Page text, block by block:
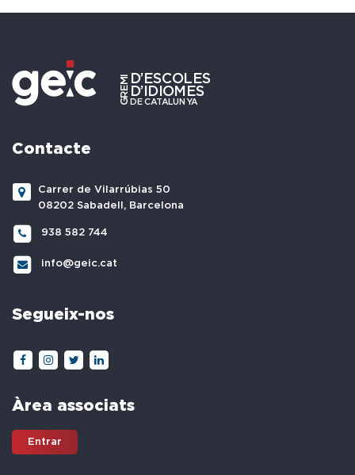
Contacte
Carrer de Vilarrúbias 50
08202 Sabadell, Barcelona
938 582 744
info@geic.cat
Segueix-nos
Àrea associats
Entrar